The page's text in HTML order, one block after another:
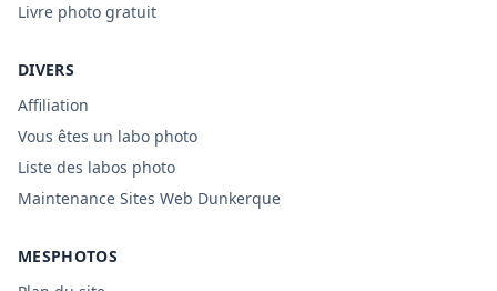
Livre photo gratuit
DIVERS
Affiliation
Vous êtes un labo photo
Liste des labos photo
Maintenance Sites Web Dunkerque
MESPHOTOS